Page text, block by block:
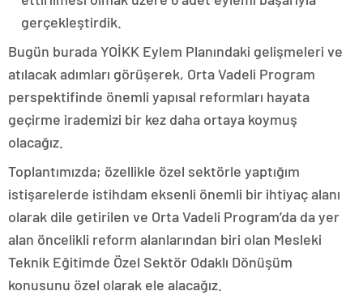
gerçekleştirdik.
Bugün burada YOİKK Eylem Planındaki gelişmeleri ve
atılacak adımları görüşerek, Orta Vadeli Program
perspektifinde önemli yapısal reformları hayata
geçirme irademizi bir kez daha ortaya koymuş
olacağız.
Toplantımızda; özellikle özel sektörle yaptığım
istişarelerde istihdam eksenli önemli bir ihtiyaç alanı
olarak dile getirilen ve Orta Vadeli Program’da da yer
alan öncelikli reform alanlarından biri olan Mesleki
Teknik Eğitimde Özel Sektör Odaklı Dönüşüm
konusunu özel olarak ele alacağız.